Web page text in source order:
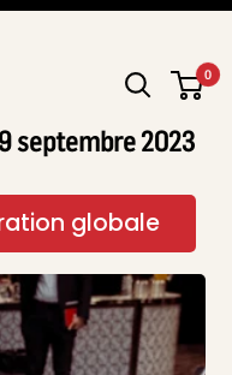
0
septembre 2023
globale